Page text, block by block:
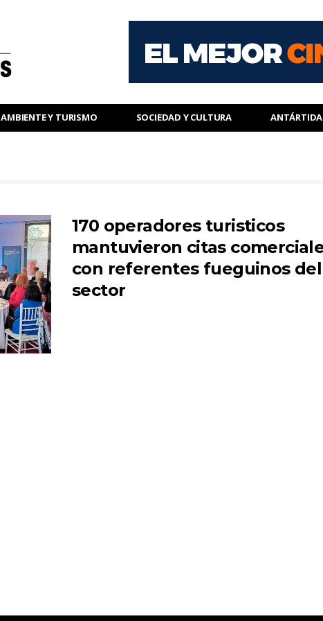
AMBIENTE Y TURISMO SOCIEDAD Y CULTURA ANTÁRTIDA
170 operadores turisticos
mantuvieron citas
con referentes fueguinos del
sector